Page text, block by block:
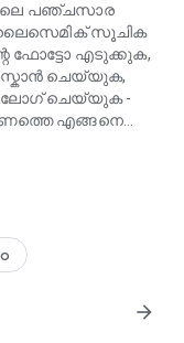
പഞ്ചസാര
സൂചിക
ഫോട്ടോ എടുക്കുക,
ചെയ്യുക,
ലോഗ് ചെയ്യുക -
എങ്ങനെ
ദിവസങ്ങൾ
arrow_forward